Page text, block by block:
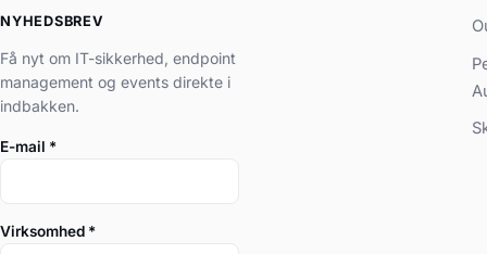
NYHEDSBREV
Få nyt om IT-sikkerhed, endpoint
management og events direkte i
indbakken.
E-mail *
Virksomhed *